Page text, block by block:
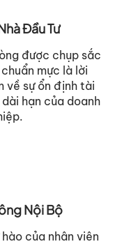
Đầu Tư
được chụp sắc
mực là lời
về sự ổn định tài
hạn của doanh
Nội Bộ
của nhân viên